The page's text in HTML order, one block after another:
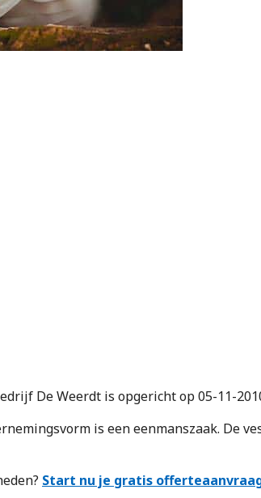
De Weerdt is opgericht op 05-11-
is een eenmanszaak. De
Start nu je gratis